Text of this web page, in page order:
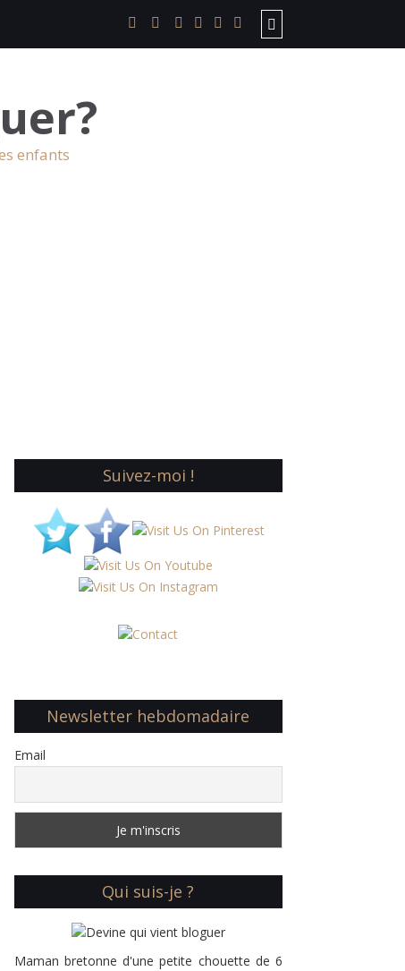
enfants
Suivez-moi !
Newsletter hebdomadaire
Email
Qui suis-je ?
Maman bretonne d'une petite chouette de 6